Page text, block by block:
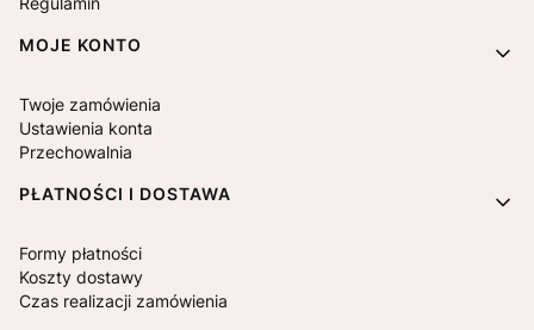
MOJE KONTO
Twoje zamówienia
Ustawienia konta
Przechowalnia
PŁATNOŚCI I DOSTAWA
Formy płatności
Koszty dostawy
Czas realizacji zamówienia